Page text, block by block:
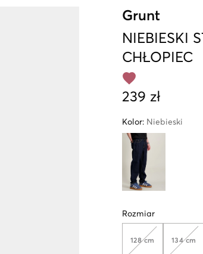
Grunt
NIEBIESKI
CHŁOPIEC
239 zł
Kolor: Niebieski
Rozmiar
128 cm 134 cm